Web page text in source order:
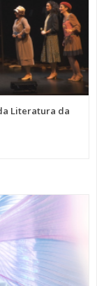
Literatura da